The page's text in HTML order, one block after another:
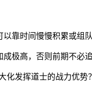
靠时间慢慢积累或组队
极高，否则前期不必追
化发挥道士的战力优势？